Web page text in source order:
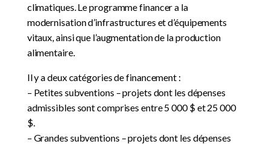
climatiques. Le programme financer a la
modernisation d’infrastructures et d’équipements
vitaux, ainsi que l’augmentation de la production
alimentaire.
Il y a deux catégories de financement :
– Petites subventions – projets dont les dépenses
admissibles sont comprises entre 5 000 $ et 25 000
$.
– Grandes subventions – projets dont les dépenses